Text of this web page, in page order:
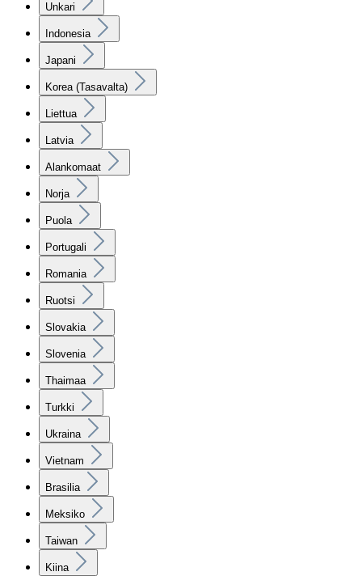
Unkari
Indonesia
Japani
Korea (Tasavalta)
Liettua
Latvia
Alankomaat
Norja
Puola
Portugali
Romania
Ruotsi
Slovakia
Slovenia
Thaimaa
Turkki
Ukraina
Vietnam
Brasilia
Meksiko
Taiwan
Kiina